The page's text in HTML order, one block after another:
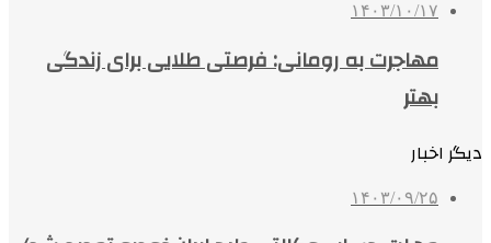
۱۴۰۳/۱۰/۱۷
مهاجرت به رومانی: فرصتی طلایی برای زندگی
بهتر
دیگر اخبار
۱۴۰۳/۰۹/۲۵